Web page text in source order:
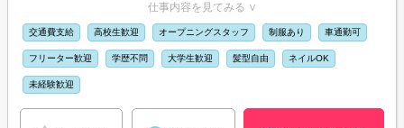
仕事内容を見てみる ∨
交通費支給 高校生歓迎 オープニングスタッフ 制服あり 車通勤可
フリーター歓迎 学歴不問 大学生歓迎 髪型自由 ネイルOK
未経験歓迎